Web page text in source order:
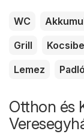
WC
Grill
Lemez
Otthon és